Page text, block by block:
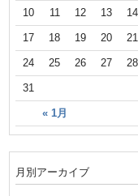
« 1月
10 11 12 13 14
17 18 19 20 21
24 25 26 27 28
31
月別アーカイブ